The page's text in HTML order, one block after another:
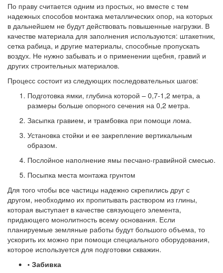
По праву считается одним из простых, но вместе с тем
надежных способов монтажа металлических опор, на которых
в дальнейшем не будут действовать повышенные нагрузки. В
качестве материала для заполнения используются: штакетник,
сетка рабица, и другие материалы, способные пропускать
воздух. Не нужно забывать и о применении щебня, гравий и
других строительных материалов.
Процесс состоит из следующих последовательных шагов:
Подготовка ямки, глубина которой – 0,7-1,2 метра, а
размеры больше опорного сечения на 0,2 метра.
Засыпка гравием, и трамбовка при помощи лома.
Установка стойки и ее закрепление вертикальным
образом.
Послойное наполнение ямы песчано-гравийной смесью.
Посыпка места монтажа грунтом
Для того чтобы все частицы надежно скрепились друг с
другом, необходимо их пропитывать раствором из глины,
которая выступает в качестве связующего элемента,
придающего монолитность всему основания. Если
планируемые земляные работы будут большого объема, то
ускорить их можно при помощи специального оборудования,
которое используется для подготовки скважин.
• Забивка